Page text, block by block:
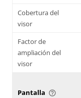
Cobertura del
visor
Factor de
ampliación del
visor
Pantalla help_outline